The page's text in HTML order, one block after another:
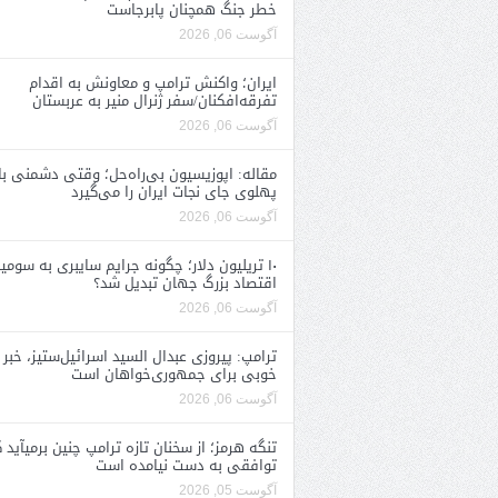
خطر جنگ همچنان پابرجاست
آگوست 06, 2026
ایران؛ واکنش ترامپ و معاونش به اقدام
تفرقه‌افکنان/سفر ژنرال منیر به عربستان
آگوست 06, 2026
مقاله: اپوزیسیون بی‌راه‌حل؛ وقتی دشمنی
پهلوی جای نجات ایران را می‌گیرد
آگوست 06, 2026
۱۰ تریلیون دلار؛ چگونه جرایم سایبری به
اقتصاد بزرگ جهان تبدیل شد؟
آگوست 06, 2026
ترامپ: پیروزی عبدال السید اسرائیل‌ستیز، خبر
خوبی برای جمهوری‌خواهان است
آگوست 06, 2026
تنگه هرمز؛ از سخنان تازه ترامپ چنین
توافقی به دست نیامده است
آگوست 05, 2026